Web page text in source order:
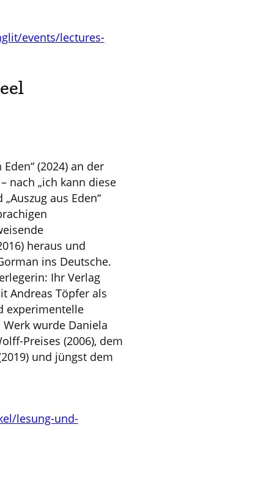
events/lectures-
(2024) an der
nach „ich kann diese
aus Eden“
heraus und
ins Deutsche.
Ihr Verlag
Andreas Töpfer als
experimentelle
wurde Daniela
Preises (2006), dem
und jüngst dem
lesung-und-